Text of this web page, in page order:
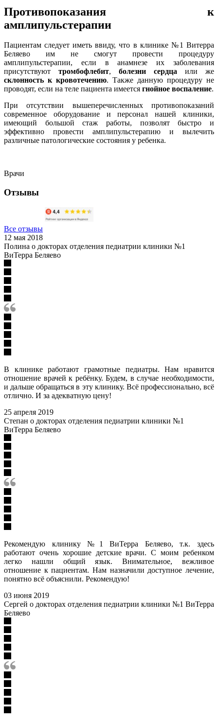
Противопоказания к
амплипульстерапии
Пациентам следует иметь ввиду, что в клинике №1 Витерра
Беляево им не смогут провести процедуру
амплипульстерапии, если в анамнезе их заболевания
присутствуют тромбофлебит, болезни сердца или же
склонность к кровотечению. Также данную процедуру не
проводят, если на теле пациента имеется гнойное воспаление.
При отсутствии вышеперечисленных противопоказаний
современное оборудование и персонал нашей клиники,
имеющий большой стаж работы, позволят быстро и
эффективно провести амплипульстерапию и вылечить
различные патологические состояния у ребенка.
Врачи
Отзывы
Все отзывы
12 мая 2018
Полина о докторах отделения педиатрии клиники №1
ВиТерра Беляево
В клинике работают грамотные педиатры. Нам нравится
отношение врачей к ребёнку. Будем, в случае необходимости,
и дальше обращаться в эту клинику. Всё профессионально, всё
отлично. И за адекватную цену!
25 апреля 2019
Степан о докторах отделения педиатрии клиники №1
ВиТерра Беляево
Рекомендую клинику №1 ВиТерра Беляево, т.к. здесь
работают очень хорошие детские врачи. С моим ребенком
легко нашли общий язык. Внимательное, вежливое
отношение к пациентам. Нам назначили доступное лечение,
понятно всё объяснили. Рекомендую!
03 июня 2019
Сергей о докторах отделения педиатрии клиники №1 ВиТерра
Беляево